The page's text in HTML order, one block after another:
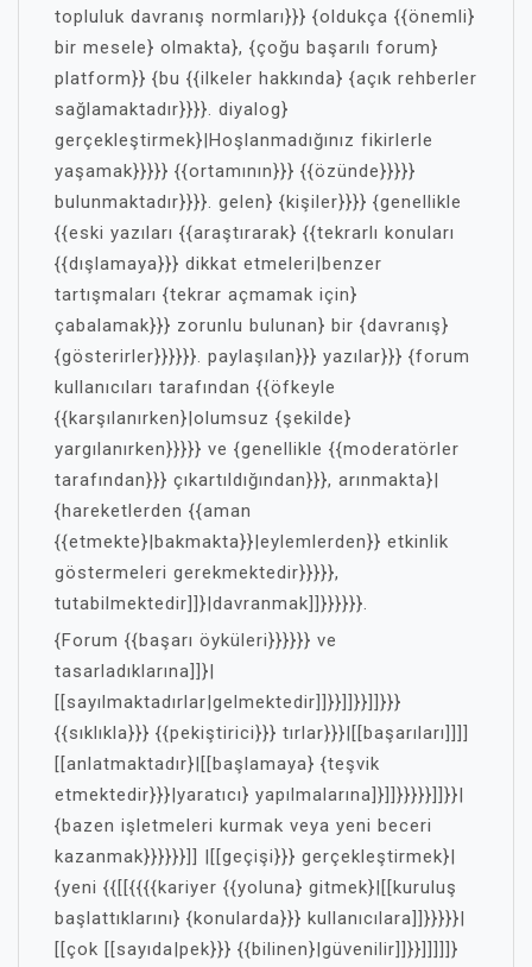
topluluk davranış normları}}} {oldukça {{önemli}
bir mesele} olmakta}, {çoğu başarılı forum}
platform}} {bu {{ilkeler hakkında} {açık rehberler
sağlamaktadır}}}}. diyalog}
gerçekleştirmek}|Hoşlanmadığınız fikirlerle
yaşamak}}}}} {{ortamının}}} {{özünde}}}}}
bulunmaktadır}}}}. gelen} {kişiler}}}} {genellikle
{{eski yazıları {{araştırarak} {{tekrarlı konuları
{{dışlamaya}}} dikkat etmeleri|benzer
tartışmaları {tekrar açmamak için}
çabalamak}}} zorunlu bulunan} bir {davranış}
{gösterirler}}}}}}. paylaşılan}}} yazılar}}} {forum
kullanıcıları tarafından {{öfkeyle
{{karşılanırken}|olumsuz {şekilde}
yargılanırken}}}}} ve {genellikle {{moderatörler
tarafından}}} çıkartıldığından}}}, arınmakta}|
{hareketlerden {{aman
{{etmekte}|bakmakta}}|eylemlerden}} etkinlik
göstermeleri gerekmektedir}}}}},
tutabilmektedir]]}|davranmak]]}}}}}}.
{Forum {{başarı öyküleri}}}}}} ve
tasarladıklarına]]}|
[[sayılmaktadırlar|gelmektedir]]}}]]}}]]}}}
{{sıklıkla}}} {{pekiştirici}}} tırlar}}}|[[başarıları]]]]
[[anlatmaktadır}|[[başlamaya} {teşvik
etmektedir}}}|yaratıcı} yapılmalarına]}]]}}}}}]]}}|
{bazen işletmeleri kurmak veya yeni beceri
kazanmak}}}}}}]] |[[geçişi}}} gerçekleştirmek}|
{yeni {{[[{{{{kariyer {{yoluna} gitmek}|[[kuruluş
başlattıklarını} {konularda}}} kullanıcılara]]}}}}}|
[[çok [[sayıda|pek}}} {{bilinen}|güvenilir]]}}]]]]]}